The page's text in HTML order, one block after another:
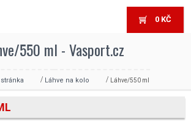
0 KČ
550 ml - Vasport.cz
Láhve na kolo Láhve/550 ml